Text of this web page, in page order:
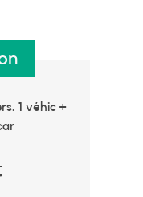
1 véhic +